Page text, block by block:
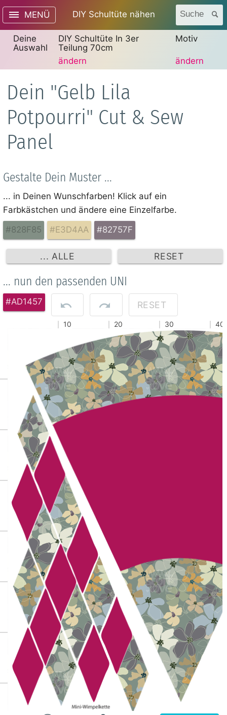
MENÜ DIY Schultüte nähen Suche
Deine
Auswahl
DIY Schultüte In 3er
Teilung 70cm
ändern
Motiv
ändern
Dein "Gelb Lila
Potpourri" Cut & Sew
Panel
Gestalte Dein Muster ...
... in Deinen Wunschfarben! Klick auf ein
Farbkästchen und ändere eine Einzelfarbe.
#828F85
#E3D4AA #82757F
... ALLE RESET
... nun den passenden UNI
#AD1457 RESET